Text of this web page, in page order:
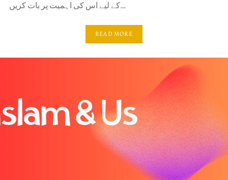
کے لیے اس کی اہمیت پر بات کریں…
READ MORE